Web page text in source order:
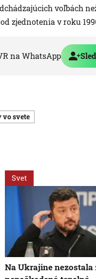
voľbách
zjednotenia v roku
na WhatsApp
vo svete
Svet
Na Ukrajine nezostala